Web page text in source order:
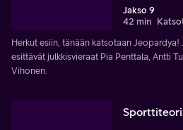
Jakso 9
42 min
Herkut esiin, tänään katsotaan Jeopardya!
esittävät julkkisvieraat Pia Penttala, Antti
Vihonen.